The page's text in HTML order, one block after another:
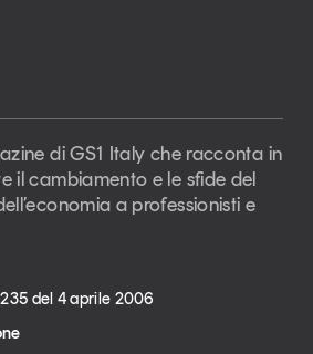
di GS1 Italy che racconta in
il cambiamento e le sfide del
a professionisti e
del 4 aprile 2006